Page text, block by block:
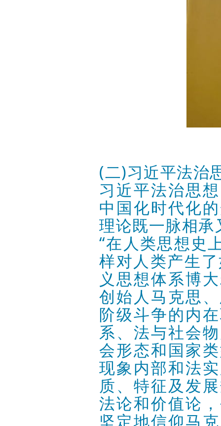
(二)习近平法治
习近平法治思
中国化时代化
理论既一脉相
“在人类思想史
样对人类产生
义思想体系博
创始人马克思
阶级斗争的内
系、法与社会
会形态和国家
现象内部和法
质、特征及发
法论和价值论
坚定地信仰马